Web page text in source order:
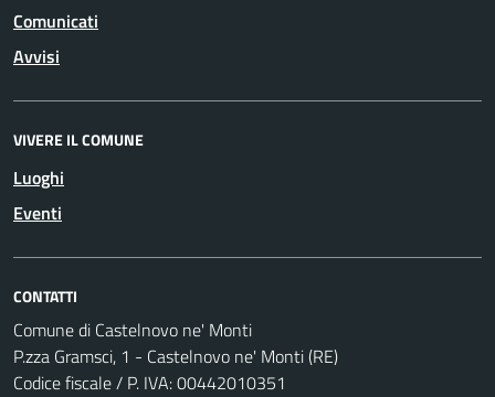
Comunicati
Avvisi
VIVERE IL COMUNE
Luoghi
Eventi
CONTATTI
Comune di Castelnovo ne' Monti
P.zza Gramsci, 1 - Castelnovo ne' Monti (RE)
Codice fiscale / P. IVA: 00442010351